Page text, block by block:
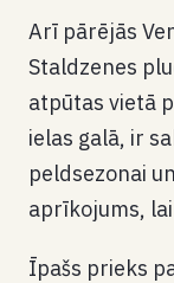
Arī pārējās
Staldzenes
atpūtas vietā
ielas galā, ir
peldsezonai
aprīkojums,
Īpašs prieks